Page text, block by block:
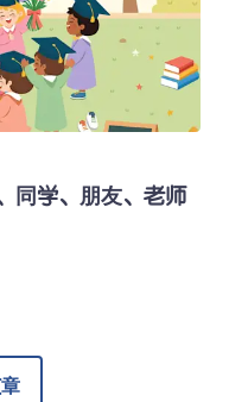
同学、朋友、老师